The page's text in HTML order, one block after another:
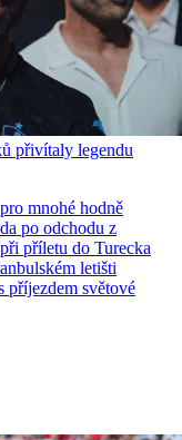
přivítaly legendu
mnohé hodně
po odchodu z
příletu do Turecka
letišti
příjezdem světové